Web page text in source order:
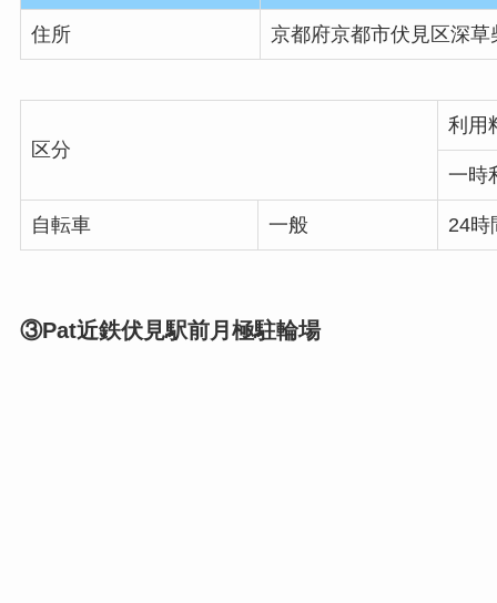
住所 京都府京都市伏見区深草
区分
利用
一時
自転車 一般 24時
③Pat近鉄伏見駅前月極駐輪場